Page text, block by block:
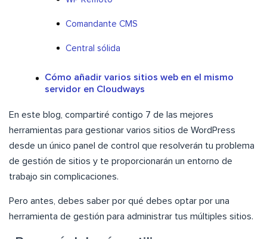
Comandante CMS
Central sólida
Cómo añadir varios sitios web en el mismo
servidor en Cloudways
En este blog, compartiré contigo 7 de las mejores
herramientas para gestionar varios sitios de WordPress
desde un único panel de control que resolverán tu problema
de gestión de sitios y te proporcionarán un entorno de
trabajo sin complicaciones.
Pero antes, debes saber por qué debes optar por una
herramienta de gestión para administrar tus múltiples sitios.